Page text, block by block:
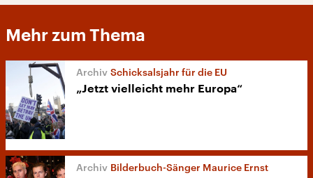
Mehr zum Thema
Schicksalsjahr für die EU
„Jetzt vielleicht mehr Europa“
Bilderbuch-Sänger Maurice Ernst